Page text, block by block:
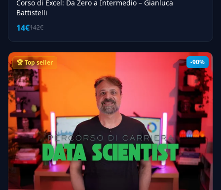
Corso di Excel: Da Zero a Intermedio – Gianluca
Battistelli
14€142€
-90%
🏆 Top seller